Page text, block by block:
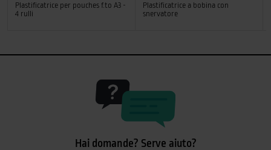
Plastificatrice per pouches f.to A3 -
4 rulli
Plastificatrice a bobina con
snervatore
Hai domande? Serve aiuto?